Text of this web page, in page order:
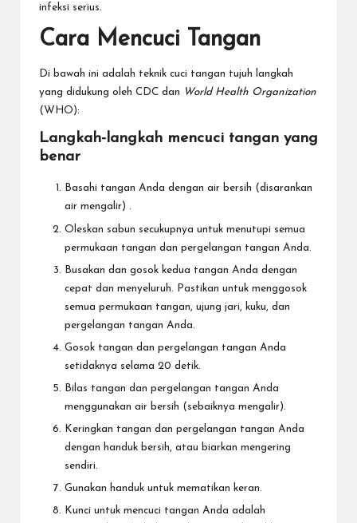
infeksi serius.
Cara Mencuci Tangan
Di bawah ini adalah teknik cuci tangan tujuh langkah
yang didukung oleh CDC dan
World Health Organization
(WHO):
Langkah-langkah mencuci tangan yang
benar
Basahi tangan Anda dengan air bersih (disarankan
air mengalir) .
Oleskan sabun secukupnya untuk menutupi semua
permukaan tangan dan pergelangan tangan Anda.
Busakan dan gosok kedua tangan Anda dengan
cepat dan menyeluruh. Pastikan untuk menggosok
semua permukaan tangan, ujung jari, kuku, dan
pergelangan tangan Anda.
Gosok tangan dan pergelangan tangan Anda
setidaknya selama 20 detik.
Bilas tangan dan pergelangan tangan Anda
menggunakan air bersih (sebaiknya mengalir).
Keringkan tangan dan pergelangan tangan Anda
dengan handuk bersih, atau biarkan mengering
sendiri.
Gunakan handuk untuk mematikan keran.
Kunci untuk mencuci tangan Anda adalah